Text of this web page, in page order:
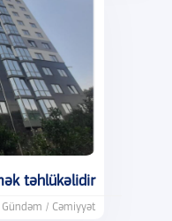
təhlükəlidir
Gündəm / Cəmiyyət